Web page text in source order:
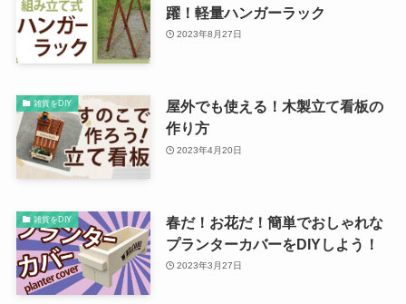
躍！軽量ハンガーラック
2023年8月27日
雑貨をDIY
屋外でも使える！木製立て看板の
作り方
2023年4月20日
雑貨をDIY
春だ！お花だ！簡単でおしゃれな
プランターカバーをDIYしよう！
2023年3月27日